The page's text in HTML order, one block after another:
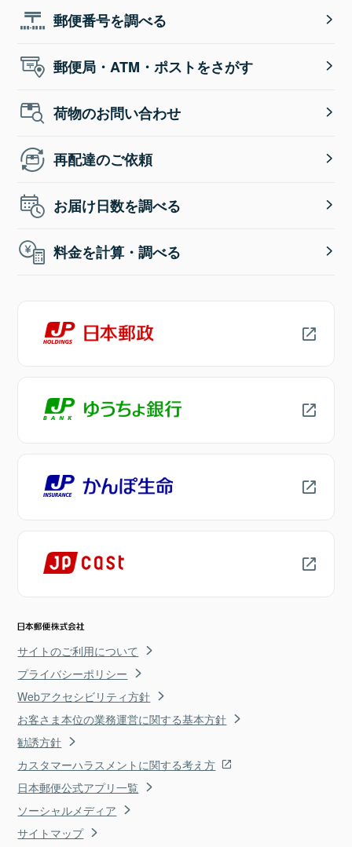
郵便番号を調べる
郵便局・ATM・ポストをさがす
荷物のお問い合わせ
再配達のご依頼
お届け日数を調べる
料金を計算・調べる
サイトのご利用について
プライバシーポリシー
Webアクセシビリティ方針
お客さま本位の業務運営に関する基本方針
勧誘方針
カスタマーハラスメントに関する考え方
日本郵便公式アプリ一覧
ソーシャルメディア
サイトマップ